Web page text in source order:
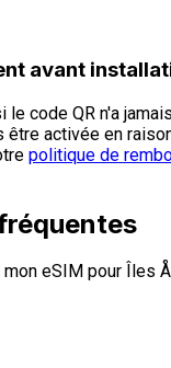
avant
le code QR n'a
être activée en
politique de
eSIM pour Îles